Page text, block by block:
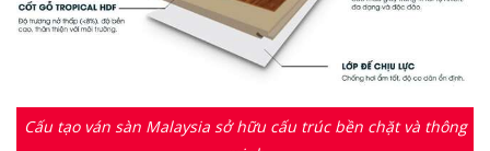
Cấu tạo ván sàn Malaysia sở hữu cấu trúc bền chặt và thông